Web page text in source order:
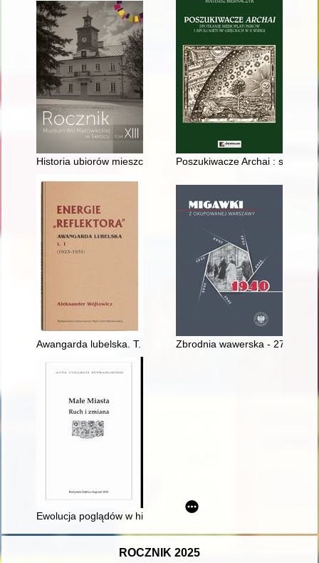
Historia ubiorów mieszczańskich w XIX wPoszukiwacze Archai :
Awangarda lubelska. T. 1, Zbrodnia wawerska - 27
Ewolucja poglądów w historiografii na temat działalności
ROCZNIK 2025